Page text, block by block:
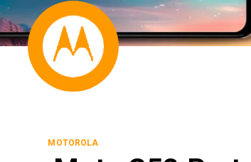
MOTOROLA